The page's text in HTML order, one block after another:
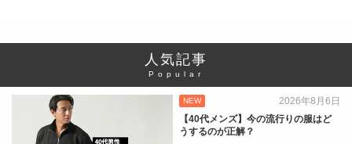
人気記事
Popular
NEW
2026年8月6日
【40代メンズ】今の流行りの服はど
うするのが正解？